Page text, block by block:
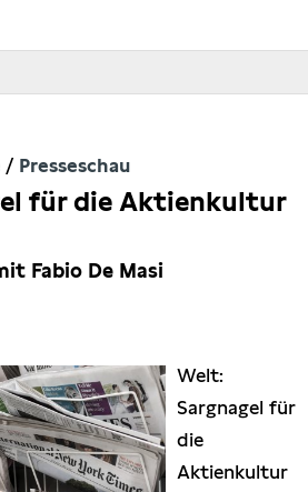
Presseschau
für die Aktienkultur
Fabio De Masi
Welt:
Sargnagel für
die
Aktienkultur